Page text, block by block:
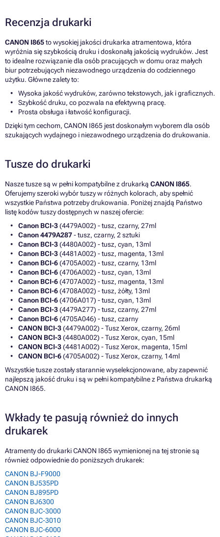
Recenzja drukarki
CANON I865to wysokiej jakości drukarka atramentowa, która
wyróżnia się szybkością druku i doskonałą jakością wydruków. Jest
to idealne rozwiązanie dla osób pracujących w domu oraz małych
biur potrzebujących niezawodnego urządzenia do codziennego
użytku. Główne zalety to:
Wysoka jakość wydruków, zarówno tekstowych, jak i graficznych.
Szybkość druku, co pozwala na efektywną pracę.
Prosta obsługa i łatwość konfiguracji.
Dzięki tym cechom, CANON I865 jest doskonałym wyborem dla osób
szukających wydajnego i niezawodnego urządzenia do drukowania.
Tusze do drukarki
Nasze tusze są w pełni kompatybilne z drukarką CANON I865.
Oferujemy szeroki wybór tuszy w różnych kolorach, aby spełnić
wszystkie Państwa potrzeby drukowania. Poniżej znajdą Państwo
listę kodów tuszy dostępnych w naszej ofercie:
Canon BCI-3(4479A002) - tusz, czarny, 27ml
Canon 4479A287- tusz, czarny, 2 sztuki
Canon BCI-3(4480A002) - tusz, cyan, 13ml
Canon BCI-3(4481A002) - tusz, magenta, 13ml
Canon BCI-6(4705A002) - tusz, czarny, 13ml
Canon BCI-6(4706A002) - tusz, cyan, 13ml
Canon BCI-6(4707A002) - tusz, magenta, 13ml
Canon BCI-6(4708A002) - tusz, żółty, 13ml
Canon BCI-6(4706A017) - tusz, cyan, 13ml
Canon BCI-3(4479A277) - tusz, czarny, 27ml
Canon BCI-6(4705A046) - tusz, czarny
CANON BCI-3(4479A002) - Tusz Xerox, czarny, 26ml
CANON BCI-3(4480A002) - Tusz Xerox, cyan, 15ml
CANON BCI-3(4481A002) - Tusz Xerox, magenta, 15ml
CANON BCI-6(4705A002) - Tusz Xerox, czarny, 14ml
Wszystkie tusze zostały starannie wyselekcjonowane, aby zapewnić
najlepszą jakość druku i są w pełni kompatybilne z Państwa drukarką
CANON I865.
Wkłady te pasują również do innych
drukarek
Atramenty do drukarki CANON I865 wymienionej na tej stronie są
również odpowiednie do poniższych drukarek:
CANON BJ-F9000
CANON BJ535PD
CANON BJ895PD
CANON BJ6300
CANON BJC-3000
CANON BJC-3010
CANON BJC-6000